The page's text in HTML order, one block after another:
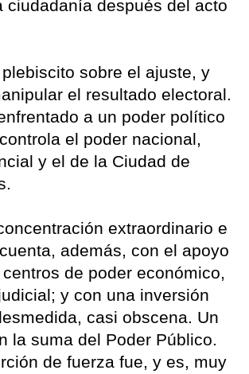
ciudadanía después del acto
sobre el ajuste, y
el resultado electoral.
a un poder político
el poder nacional,
y el de la Ciudad de
extraordinario e
además, con el apoyo
de poder económico,
y con una inversión
casi obscena. Un
la suma del Poder Público.
de fuerza fue, y es, muy